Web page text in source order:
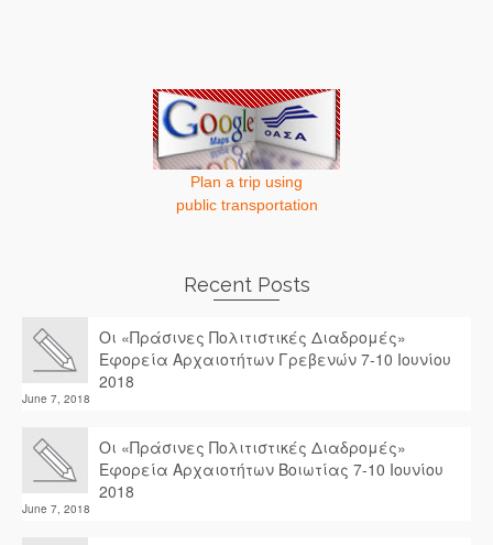
Plan a trip using
public transportation
Recent Posts
Οι «Πράσινες Πολιτιστικές Διαδρομές»
Εφορεία Αρχαιοτήτων Γρεβενών 7-10 Ιουνίου
2018
June 7, 2018
Οι «Πράσινες Πολιτιστικές Διαδρομές»
Εφορεία Αρχαιοτήτων Βοιωτίας 7-10 Ιουνίου
2018
June 7, 2018